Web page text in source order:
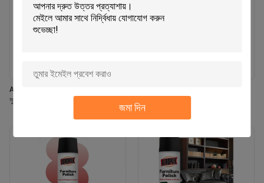
জমা দিন
Aeropak 330ml এয়ারোসোল তাজা ইয়াসমিন
সুগন্ধি এয়ার ফ্রেশনার স্প্রে
মুক্ত দ্রুত-শুষ্ক পরিষ্কারের স্প্রে